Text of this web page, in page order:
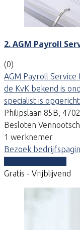
2. AGM Payroll
(0)
AGM Payroll Service
de KvK bekend is
specialist is
Philipslaan 85B,
Besloten
1 werknemer
Bezoek
Gratis - Vrijblijvend